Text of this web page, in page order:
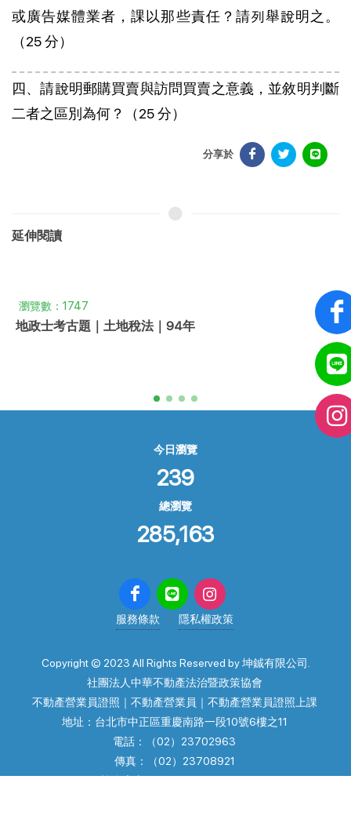
或廣告媒體業者，課以那些責任？請列舉說明之。
（25 分）
四、請說明郵購買賣與訪問買賣之意義，並敘明判斷
二者之區別為何？（25 分）
分享於
延伸閱讀
瀏覽數：1747
地政士考古題｜土地稅法｜94年
今日瀏覽
239
總瀏覽
285,163
服務條款 隱私權政策
Copyright © 2023 All Rights Reserved by 坤鋮有限公司.
社團法人中華不動產法治暨政策協會
不動產營業員證照｜不動產營業員｜不動產營業員證照上課
地址：台北市中正區重慶南路一段10號6樓之11
電話：（02）23702963
傳真：（02）23708921